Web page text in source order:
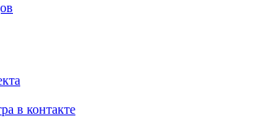
в контакте